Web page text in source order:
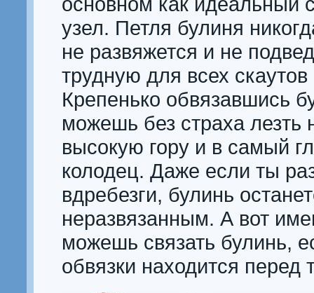
узел. Петля булиня
не развяжется и не
трудную для всех скаутов
Крепенько обвязавшись
можешь без страха лезть
высокую гору и в самый
колодец. Даже если ты
вдребезги, булинь
неразвязанным. А вот
можешь связать булинь,
обвязки находится перед